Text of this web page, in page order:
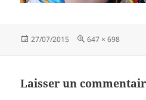
Publié
27/07/2015
Taille
647 × 698
Laisser un